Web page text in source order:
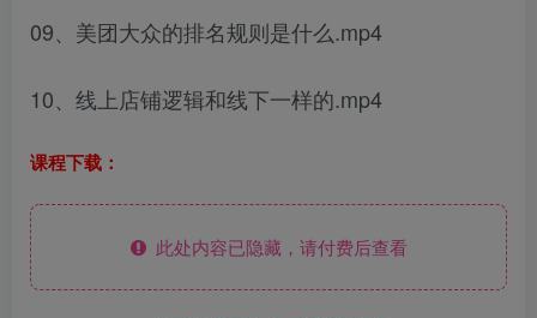
09、美团大众的排名规则是什么.mp4
10、线上店铺逻辑和线下一样的.mp4
课程下载：
此处内容已隐藏，请付费后查看